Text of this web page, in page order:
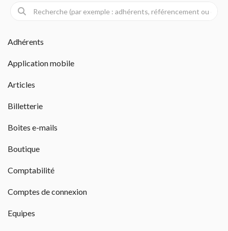
Adhérents
Application mobile
Articles
Billetterie
Boites e-mails
Boutique
Comptabilité
Comptes de connexion
Equipes